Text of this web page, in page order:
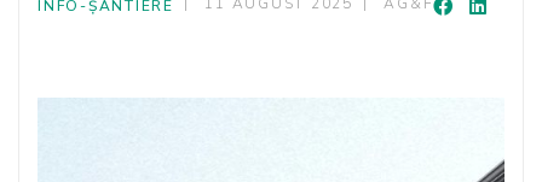
INFO-ȘANTIERE